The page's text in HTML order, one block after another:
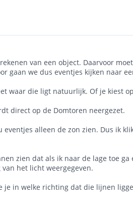
van een object. Daarvoor
gaan we dus eventjes kijken naar
waar die ligt natuurlijk. Of je kiest
direct op de Domtoren neergezet.
alleen de zon zien. Dus ik
zien dat als ik naar de lage toe
het licht weergegeven.
in welke richting dat die lijnen